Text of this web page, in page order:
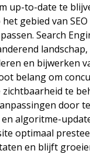
up-to-date te
gebied van
Search
en bijwerken
belang om
te
door
algoritme-
optimaal
en blijft